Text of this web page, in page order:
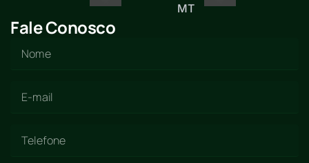
MT
Fale Conosco